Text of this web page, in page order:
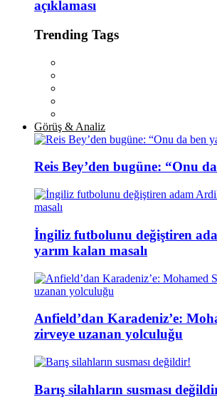
açıklaması
Trending Tags
Görüş & Analiz
Reis Bey’den bugüne: “Onu
İngiliz futbolunu değiştiren
yarım kalan masalı
Anfield’dan Karadeniz’e:
zirveye uzanan yolculuğu
Barış silahların susması